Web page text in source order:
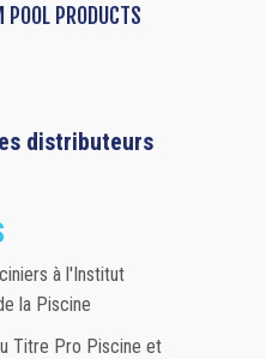
POOL PRODUCTS
distributeurs
à l'Institut
la Piscine
Titre Pro Piscine et